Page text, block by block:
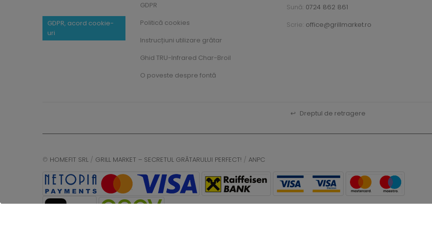
GDPR, acord cookie-
uri
GDPR
Politică cookies
Instrucțiuni utilizare grătar
Ghid TRU-Infrared Char-Broil
O poveste despre fontă
Sună: 0724 862 861
Scrie: office@grillmarket.ro
↩ Dreptul de retragere
© HOMEFIT SRL / GRILL MARKET – SECRETUL GRĂTARULUI PERFECT! / ANPC